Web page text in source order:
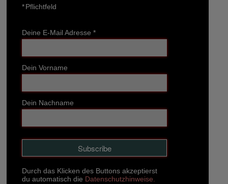
*Pflichtfeld
Deine E-Mail Adresse *
Dein Vorname
Dein Nachname
Durch das Klicken des Buttons akzeptierst
du automatisch die Datenschutzhinweise.